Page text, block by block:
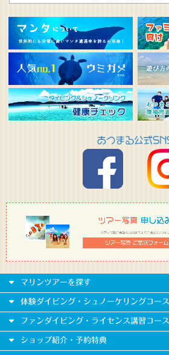
マリンツアーを探す
体験ダイビング・シュノーケリングコース
ファンダイビング・ライセンス講習コース
ショップ紹介・予約特典